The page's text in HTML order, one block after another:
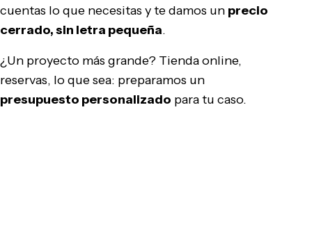
cuentas lo que necesitas y te damos un precio
cerrado, sin letra pequeña.
¿Un proyecto más grande? Tienda online,
reservas, lo que sea: preparamos un
presupuesto personalizado para tu caso.